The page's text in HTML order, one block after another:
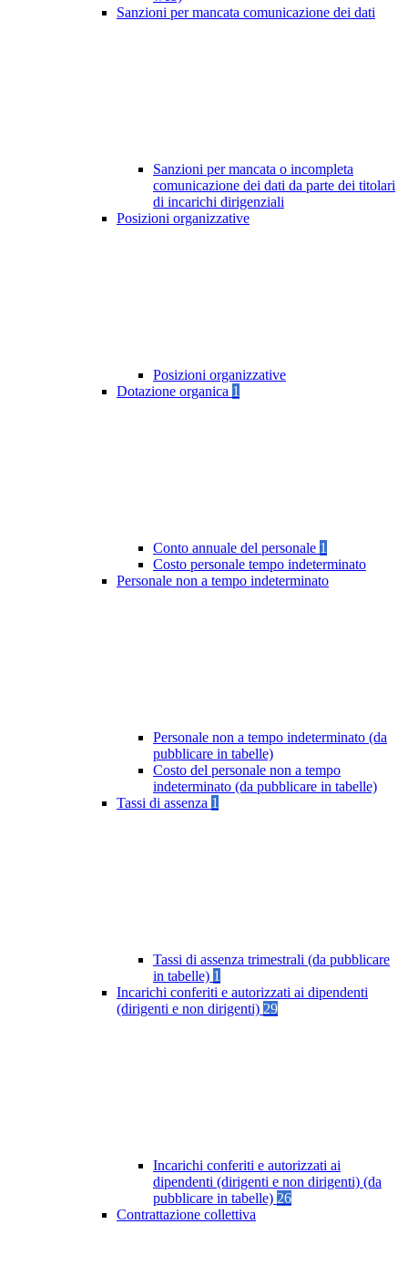
Sanzioni per mancata comunicazione dei dati
Sanzioni per mancata o incompleta
comunicazione dei dati da parte dei titolari
di incarichi dirigenziali
Posizioni organizzative
Posizioni organizzative
Dotazione organica 1
Conto annuale del personale 1
Costo personale tempo indeterminato
Personale non a tempo indeterminato
Personale non a tempo indeterminato (da
pubblicare in tabelle)
Costo del personale non a tempo
indeterminato (da pubblicare in tabelle)
Tassi di assenza 1
Tassi di assenza trimestrali (da pubblicare
in tabelle) 1
Incarichi conferiti e autorizzati ai dipendenti
(dirigenti e non dirigenti) 29
Incarichi conferiti e autorizzati ai
dipendenti (dirigenti e non dirigenti) (da
pubblicare in tabelle) 26
Contrattazione collettiva